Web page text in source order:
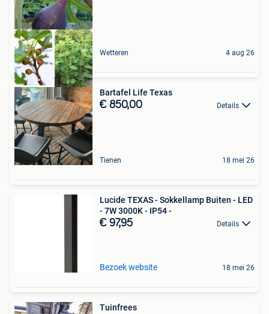
Wetteren 4 aug 26
Bartafel Life Texas
€ 850,00 Details
Tienen 18 mei 26
Lucide TEXAS - Sokkellamp Buiten - LED
- 7W 3000K - IP54 -
€ 97,95 Details
Bezoek website 18 mei 26
Tuinfrees